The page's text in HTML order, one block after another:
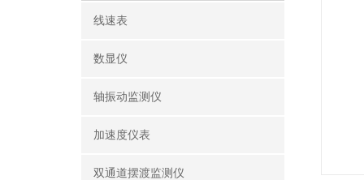
线速表
数显仪
轴振动监测仪
加速度仪表
双通道摆渡监测仪